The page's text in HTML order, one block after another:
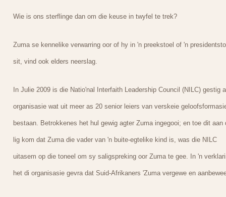
Wie is ons sterflinge dan om die keuse in twyfel te trek?
Zuma se kennelike verwarring oor of hy in 'n preekstoel of 'n
sit, vind ook elders neerslag.
In Julie 2009 is die Natio'nal Interfaith Leadership Council (NILC) gestig
organisasie wat uit meer as 20 senior leiers van verskeie
bestaan. Betrokkenes het hul gewig agter Zuma ingegooi; en toe dit aan
lig kom dat Zuma die vader van 'n buite-egtelike kind is, was die NILC
uitasem op die toneel om sy saligspreking oor Zuma te gee. In 'n
het di organisasie gevra dat Suid-Afrikaners 'Zuma vergewe en